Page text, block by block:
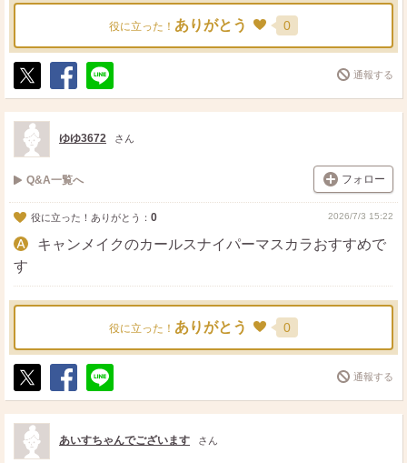
役に立った！ ありがとう 0
ポ
ス
ト
シ
ェ
送
る
通報する
ゆゆ3672 さん
Q&A一覧へ フォロー
役に立った！ありがとう： 0 2026/7/3 15:22
キャンメイクのカールスナイパーマスカラおすすめで
す
役に立った！ ありがとう 0
ポ
ス
ト
シ
ェ
送
る
通報する
あいすちゃんでございます さん